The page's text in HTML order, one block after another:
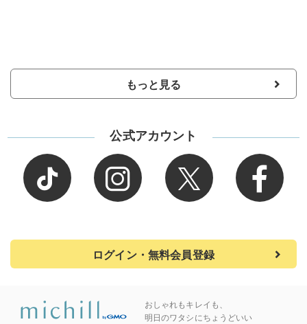
もっと見る
公式アカウント
ログイン・無料会員登録
おしゃれもキレイも、
明日のワタシにちょうどいい